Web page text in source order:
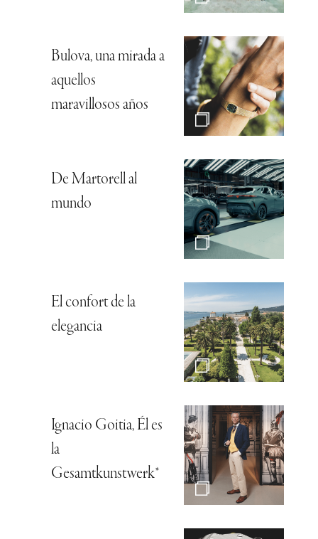
Bulova, una mirada a
aquellos
maravillosos años
De Martorell al
mundo
El confort de la
elegancia
Ignacio Goitia, Él es
la
Gesamtkunstwerk*